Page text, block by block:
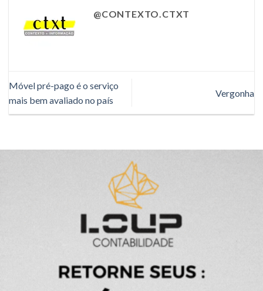
@CONTEXTO.CTXT
Móvel pré-pago é o serviço
mais bem avaliado no país
Vergonha